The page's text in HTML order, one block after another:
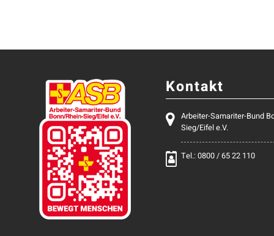
Kontakt
Arbeiter-Samariter-Bund
Sieg/Eifel e.V.
Tel.: 0800 / 65 22 110